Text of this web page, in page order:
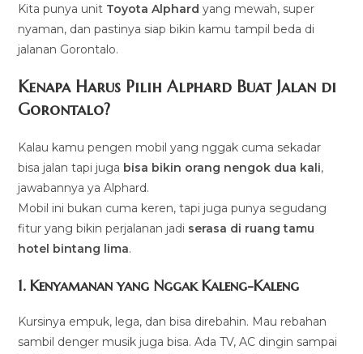
Kita punya unit Toyota Alphard yang mewah, super
nyaman, dan pastinya siap bikin kamu tampil beda di
jalanan Gorontalo.
Kenapa Harus Pilih Alphard Buat Jalan di
Gorontalo?
Kalau kamu pengen mobil yang nggak cuma sekadar
bisa jalan tapi juga bisa bikin orang nengok dua kali,
jawabannya ya Alphard.
Mobil ini bukan cuma keren, tapi juga punya segudang
fitur yang bikin perjalanan jadi serasa di ruang tamu
hotel bintang lima.
1.Kenyamanan yang Nggak Kaleng-Kaleng
Kursinya empuk, lega, dan bisa direbahin. Mau rebahan
sambil denger musik juga bisa. Ada TV, AC dingin sampai